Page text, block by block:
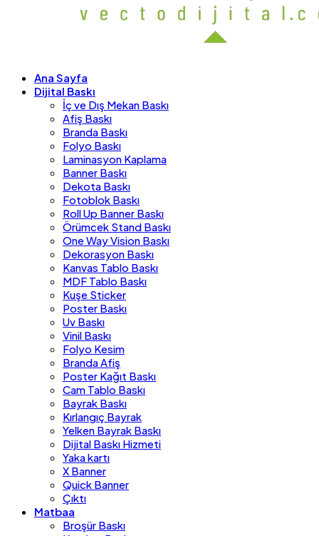
Ana Sayfa
Dijital Baskı
İç ve Dış Mekan Baskı
Afiş Baskı
Branda Baskı
Folyo Baskı
Laminasyon Kaplama
Banner Baskı
Dekota Baskı
Fotoblok Baskı
Roll Up Banner Baskı
Örümcek Stand Baskı
One Way Vision Baskı
Dekorasyon Baskı
Kanvas Tablo Baskı
MDF Tablo Baskı
Kuşe Sticker
Poster Baskı
Uv Baskı
Vinil Baskı
Folyo Kesim
Branda Afiş
Poster Kağıt Baskı
Cam Tablo Baskı
Bayrak Baskı
Kırlangıç Bayrak
Yelken Bayrak Baskı
Dijital Baskı Hizmeti
Yaka kartı
X Banner
Quick Banner
Çıktı
Matbaa
Broşür Baskı